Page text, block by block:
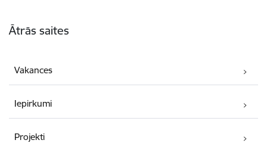
Ātrās saites
Vakances
Iepirkumi
Projekti